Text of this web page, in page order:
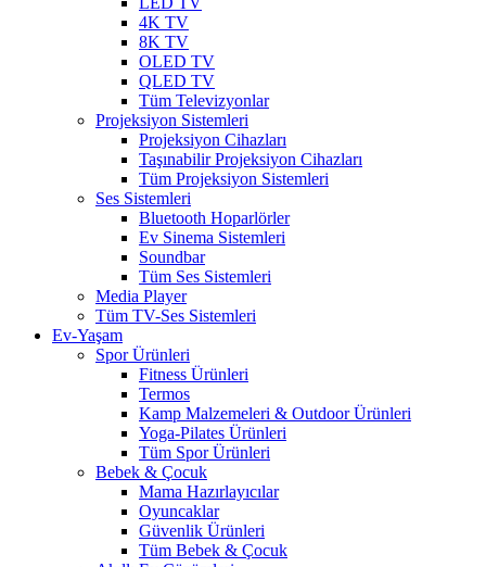
4K TV
8K TV
OLED TV
QLED TV
Tüm Televizyonlar
Projeksiyon Sistemleri
Projeksiyon Cihazları
Taşınabilir Projeksiyon Cihazları
Tüm Projeksiyon Sistemleri
Ses Sistemleri
Bluetooth Hoparlörler
Ev Sinema Sistemleri
Soundbar
Tüm Ses Sistemleri
Media Player
Tüm TV-Ses Sistemleri
Ev-Yaşam
Spor Ürünleri
Fitness Ürünleri
Termos
Kamp Malzemeleri & Outdoor Ürünleri
Yoga-Pilates Ürünleri
Tüm Spor Ürünleri
Bebek & Çocuk
Mama Hazırlayıcılar
Oyuncaklar
Güvenlik Ürünleri
Tüm Bebek & Çocuk